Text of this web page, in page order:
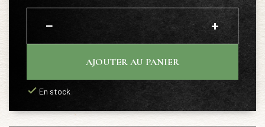
− +
AJOUTER AU PANIER
En stock